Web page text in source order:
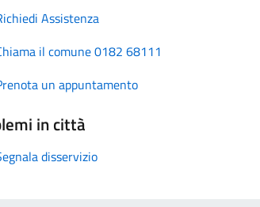
Assistenza
il comune 0182 68111
un appuntamento
in città
disservizio